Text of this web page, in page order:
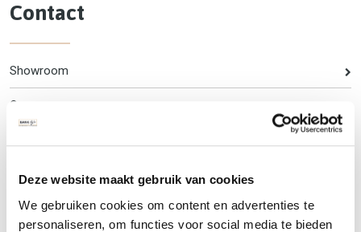
Deze website maakt gebruik van cookies
We gebruiken cookies om content en advertenties te
personaliseren, om functies voor social media te bieden
Contact
Showroom
Over ons
Veelgestelde vragen
Bankstyle CBW erkend